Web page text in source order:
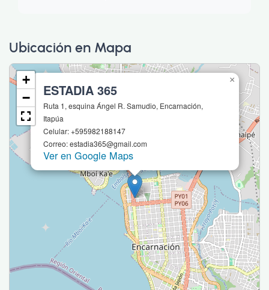
Ubicación en Mapa
ESTADIA 365
Ruta 1, esquina Ángel R. Samudio, Encarnación,
Itapúa
Celular: +595982188147
Correo: estadia365@gmail.com
Ver en Google Maps
×
+
−